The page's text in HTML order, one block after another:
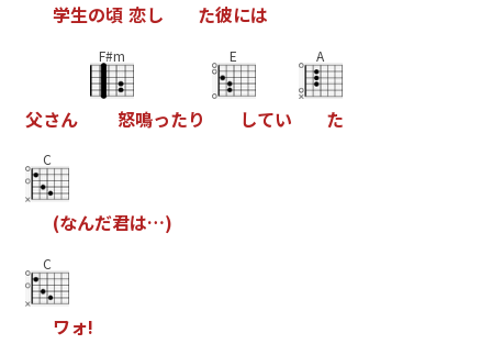
学生の頃 恋し た彼には
父さん
F#m
怒鳴ったり
E
してい
A
た
C
(なんだ君は…)
C
ワォ!